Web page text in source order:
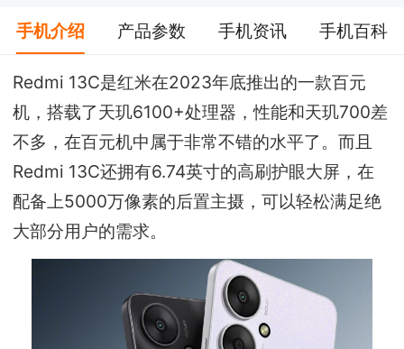
手机介绍 产品参数 手机资讯 手机百科
Redmi 13C是红米在2023年底推出的一款百元
机，搭载了天玑6100+处理器，性能和天玑700差
不多，在百元机中属于非常不错的水平了。而且
Redmi 13C还拥有6.74英寸的高刷护眼大屏，在
配备上5000万像素的后置主摄，可以轻松满足绝
大部分用户的需求。